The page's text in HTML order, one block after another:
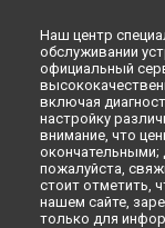
Наш центр
обслуживании
официальный
включая
настройку
внимание, что
окончательными;
пожалуйста,
стоит отметить,
нашем сайте,
только для